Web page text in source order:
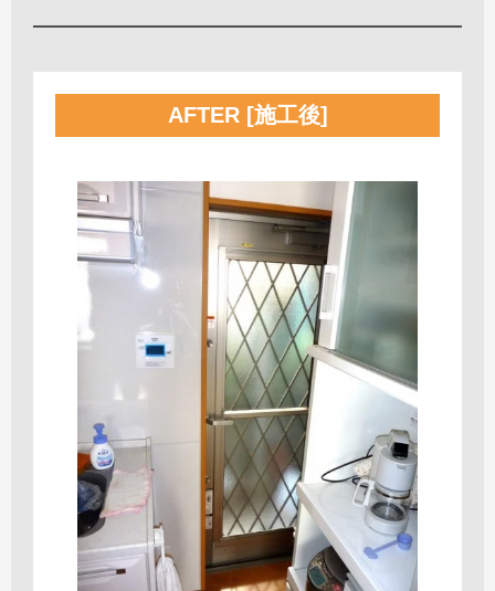
AFTER [施工後]